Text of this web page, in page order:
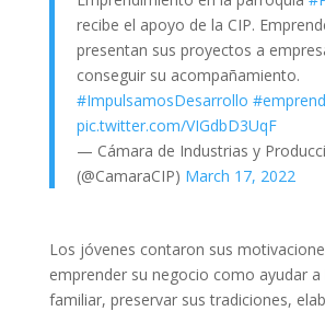
recibe el apoyo de la CIP.
presentan sus proyectos a
conseguir su acompañamiento.
#ImpulsamosDesarrollo
pic.twitter.com/VIGdbD3UqF
— Cámara de Industrias y
(@CamaraCIP) March 17, 2022
Los jóvenes contaron sus
emprender su negocio como ayudar
familiar, preservar sus tradiciones,